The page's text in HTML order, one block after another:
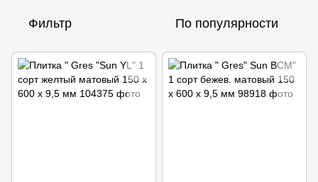
Фильтр По популярности